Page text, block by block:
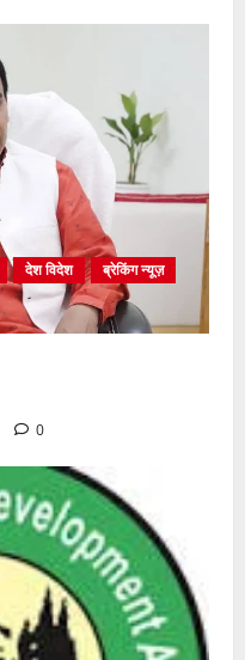
देश विदेश
ब्रेकिंग न्यूज़
0